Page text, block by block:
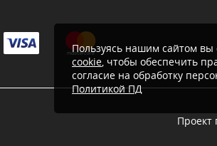
Проект
Пользуясь нашим сайтом вы
cookie, чтобы обеспечить
согласие на обработку
Политикой ПД